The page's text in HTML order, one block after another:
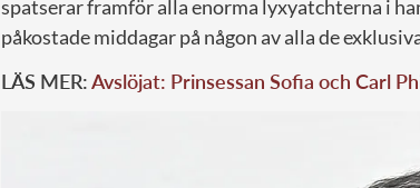
spatserar framför alla enorma lyxyatchterna i
påkostade middagar på någon av alla de
LÄS MER:Avslöjat: Prinsessan Sofia och Carl